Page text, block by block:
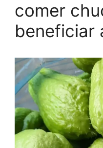
comer
beneficiar